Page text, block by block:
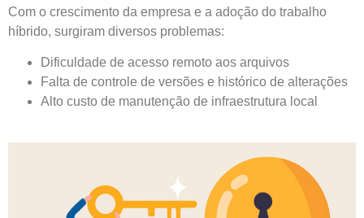
Com o crescimento da empresa e a adoção do trabalho
híbrido, surgiram diversos problemas:
Dificuldade de acesso remoto aos arquivos
Falta de controle de versões e histórico de alterações
Alto custo de manutenção de infraestrutura local